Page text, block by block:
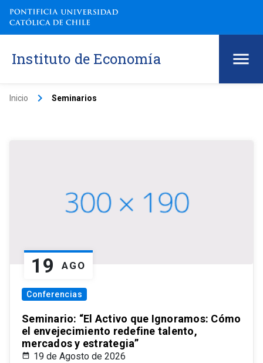
Instituto de Economía
Inicio keyboard_arrow_right Seminarios
19 AGO
Conferencias
Seminario: “El Activo que Ignoramos: Cómo
el envejecimiento redefine talento,
mercados y estrategia”
19 de Agosto de 2026